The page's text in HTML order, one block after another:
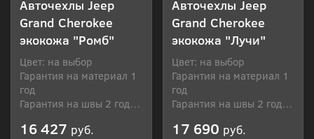
Авточехлы Jeep
Grand Cherokee
экокожа "Ромб"
Цвет: на выбор
Гарантия на материал 1
год
Гарантия на швы 2 года
16 427 руб.
Авточехлы Jeep
Grand Cherokee
экокожа "Лучи"
Цвет: на выбор
Гарантия на материал 1
год
Гарантия на швы 2 года
17 690 руб.